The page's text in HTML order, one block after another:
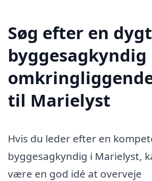
Søg efter en
byggesagkyndig
til Marielyst
Hvis du leder efter en
byggesagkyndig i Marielyst,
være en god idé at overveje